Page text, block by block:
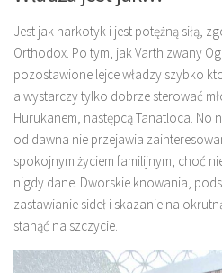
Jest jak narkotyk i jest potężną siłą,
Orthodox. Po tym, jak Varth zwany
pozostawione lejce władzy szybko
a wystarczy tylko dobrze sterować
Hurukanem, następcą Tanatloca. No
od dawna nie przejawia
spokojnym życiem familijnym, choć
nigdy dane. Dworskie knowania,
zastawianie sideł i skazanie na
stanąć na szczycie.